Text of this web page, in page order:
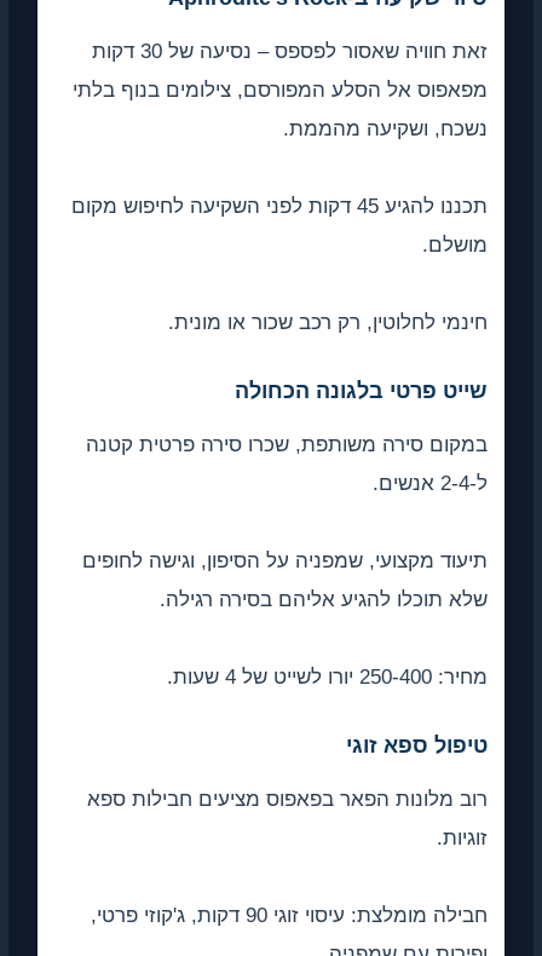
זאת חוויה שאסור לפספס – נסיעה של 30 דקות
מפאפוס אל הסלע המפורסם, צילומים בנוף בלתי
נשכח, ושקיעה מהממת.
תכננו להגיע 45 דקות לפני השקיעה לחיפוש מקום
מושלם.
חינמי לחלוטין, רק רכב שכור או מונית.
שייט פרטי בלגונה הכחולה
במקום סירה משותפת, שכרו סירה פרטית קטנה
ל-2-4 אנשים.
תיעוד מקצועי, שמפניה על הסיפון, וגישה לחופים
שלא תוכלו להגיע אליהם בסירה רגילה.
מחיר: 250-400 יורו לשייט של 4 שעות.
טיפול ספא זוגי
רוב מלונות הפאר בפאפוס מציעים חבילות ספא
זוגיות.
חבילה מומלצת: עיסוי זוגי 90 דקות, ג'קוזי פרטי,